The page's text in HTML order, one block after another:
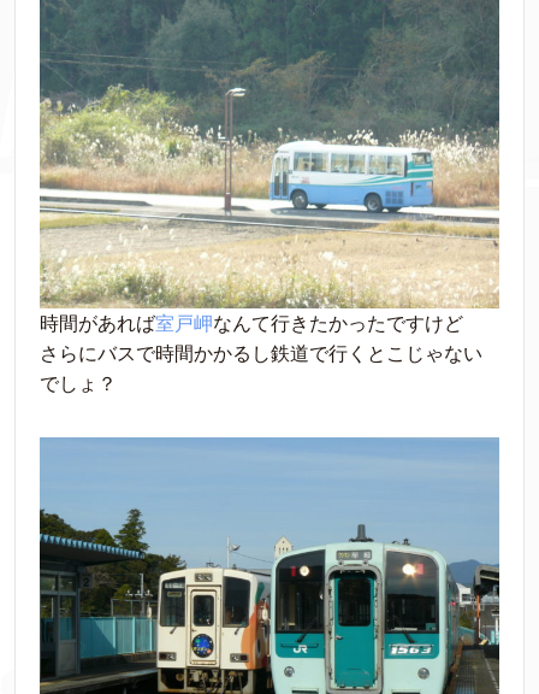
時間があれば室戸岬なんて行きたかったですけど
さらにバスで時間かかるし鉄道で行くとこじゃない
でしょ？